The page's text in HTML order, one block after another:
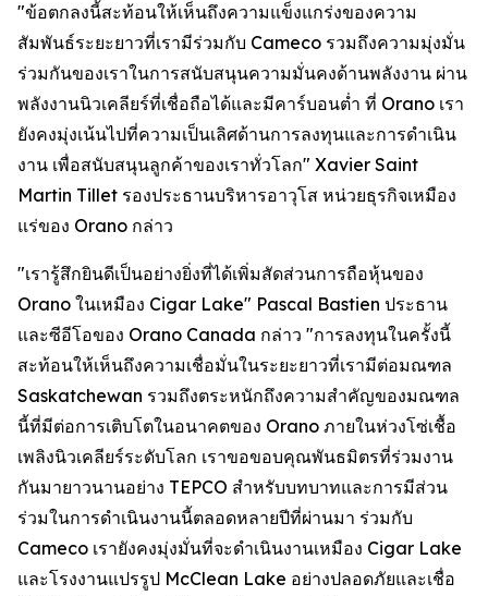
"ข้อตกลงนี้สะท้อนให้เห็นถึงความแข็งแกร่งของความ
สัมพันธ์ระยะยาวที่เรามีร่วมกับ Cameco รวมถึงความมุ่งมั่น
ร่วมกันของเราในการสนับสนุนความมั่นคงด้านพลังงาน ผ่าน
พลังงานนิวเคลียร์ที่เชื่อถือได้และมีคาร์บอนต่ำ ที่ Orano เรา
ยังคงมุ่งเน้นไปที่ความเป็นเลิศด้านการลงทุนและการดำเนิน
งาน เพื่อสนับสนุนลูกค้าของเราทั่วโลก" Xavier Saint
Martin Tillet รองประธานบริหารอาวุโส หน่วยธุรกิจเหมือง
แร่ของ Orano กล่าว
"เรารู้สึกยินดีเป็นอย่างยิ่งที่ได้เพิ่มสัดส่วนการถือหุ้นของ
Orano ในเหมือง Cigar Lake" Pascal Bastien ประธาน
และซีอีโอของ Orano Canada กล่าว "การลงทุนในครั้งนี้
สะท้อนให้เห็นถึงความเชื่อมั่นในระยะยาวที่เรามีต่อมณฑล
Saskatchewan รวมถึงตระหนักถึงความสำคัญของมณฑล
นี้ที่มีต่อการเติบโตในอนาคตของ Orano ภายในห่วงโซ่เชื้อ
เพลิงนิวเคลียร์ระดับโลก เราขอขอบคุณพันธมิตรที่ร่วมงาน
กันมายาวนานอย่าง TEPCO สำหรับบทบาทและการมีส่วน
ร่วมในการดำเนินงานนี้ตลอดหลายปีที่ผ่านมา ร่วมกับ
Cameco เรายังคงมุ่งมั่นที่จะดำเนินงานเหมือง Cigar Lake
และโรงงานแปรรูป McClean Lake อย่างปลอดภัยและเชื่อ